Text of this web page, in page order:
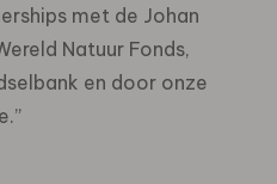
met de Johan
Natuur Fonds,
en door onze